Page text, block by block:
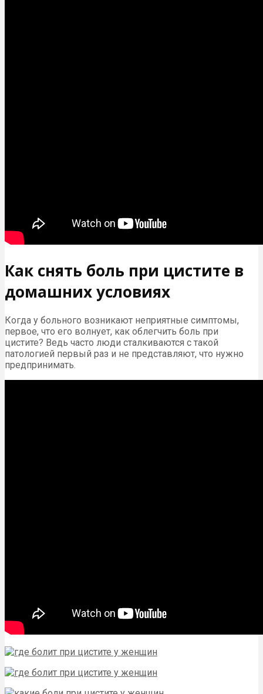
Как снять боль при цистите в
домашних условиях
Когда у больного возникают неприятные симптомы,
первое, что его волнует, как облегчить боль при
цистите? Ведь часто люди сталкиваются с такой
патологией первый раз и не представляют, что нужно
предпринимать.